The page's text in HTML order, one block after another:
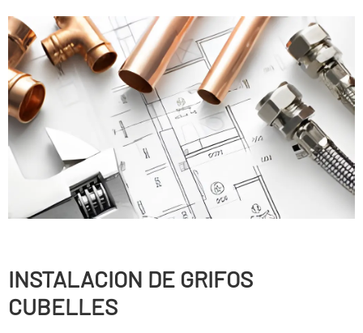
INSTALACION DE GRIFOS
CUBELLES